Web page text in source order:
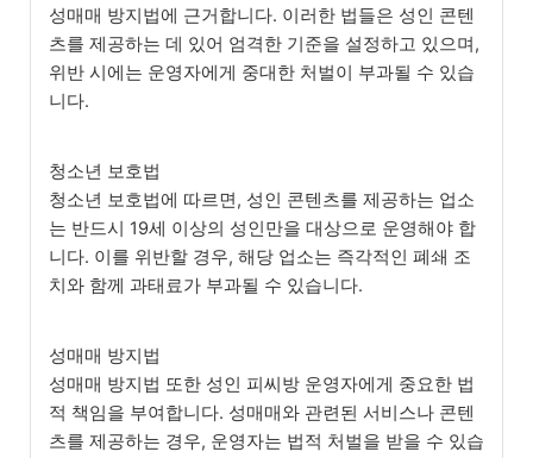
성매매 방지법에 근거합니다. 이러한 법들은 성인 콘텐
츠를 제공하는 데 있어 엄격한 기준을 설정하고 있으며,
위반 시에는 운영자에게 중대한 처벌이 부과될 수 있습
니다.
청소년 보호법
청소년 보호법에 따르면, 성인 콘텐츠를 제공하는 업소
는 반드시 19세 이상의 성인만을 대상으로 운영해야 합
니다. 이를 위반할 경우, 해당 업소는 즉각적인 폐쇄 조
치와 함께 과태료가 부과될 수 있습니다.
성매매 방지법
성매매 방지법 또한 성인 피씨방 운영자에게 중요한 법
적 책임을 부여합니다. 성매매와 관련된 서비스나 콘텐
츠를 제공하는 경우, 운영자는 법적 처벌을 받을 수 있습